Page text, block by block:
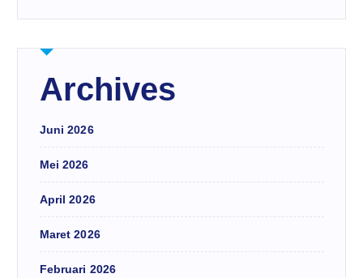
Archives
Juni 2026
Mei 2026
April 2026
Maret 2026
Februari 2026